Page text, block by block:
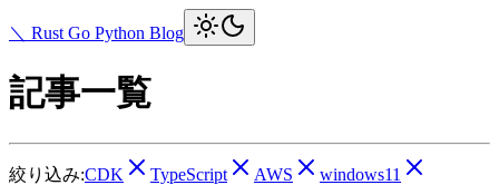
＼ Rust Go Python Blog
記事一覧
絞り込み:CDK TypeScript AWS
windows11